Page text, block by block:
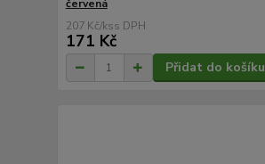
červená
207 Kč/ks
171 Kč
Přidat do košíku